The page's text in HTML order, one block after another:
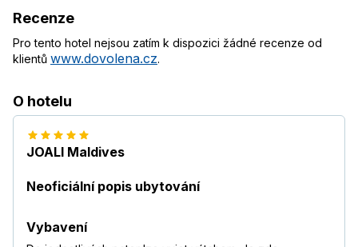
Recenze
Pro tento hotel nejsou zatím k dispozici žádné recenze od
klientů www.dovolena.cz.
O hotelu
JOALI Maldives
Neoficiální popis ubytování
Vybavení